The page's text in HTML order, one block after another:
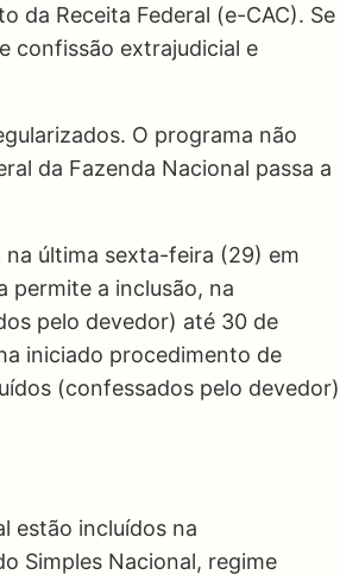
da Receita Federal (e-CAC). Se
confissão extrajudicial e
O programa não
da Fazenda Nacional passa a
na última sexta-feira (29) em
permite a inclusão, na
pelo devedor) até 30 de
iniciado procedimento de
(confessados pelo devedor)
estão incluídos na
Simples Nacional, regime